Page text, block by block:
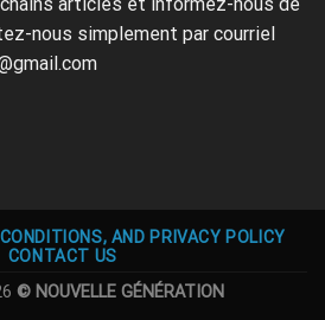
nous simplement par courriel
AND PRIVACY POLICY
CONTACT US
© NOUVELLE GÉNÉRATION